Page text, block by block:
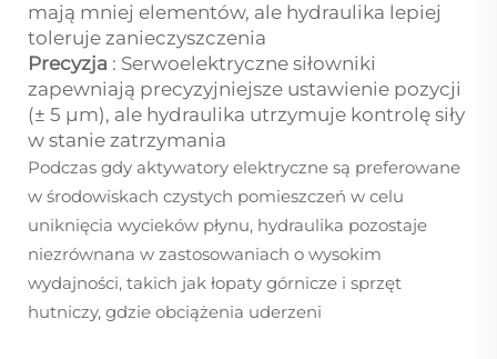
mają mniej elementów, ale hydraulika lepiej
toleruje zanieczyszczenia
Precyzja : Serwoelektryczne siłowniki
zapewniają precyzyjniejsze ustawienie pozycji
(± 5 μm), ale hydraulika utrzymuje kontrolę siły
w stanie zatrzymania
Podczas gdy aktywatory elektryczne są preferowane
w środowiskach czystych pomieszczeń w celu
uniknięcia wycieków płynu, hydraulika pozostaje
niezrównana w zastosowaniach o wysokim
wydajności, takich jak łopaty górnicze i sprzęt
hutniczy, gdzie obciążenia uderzeni